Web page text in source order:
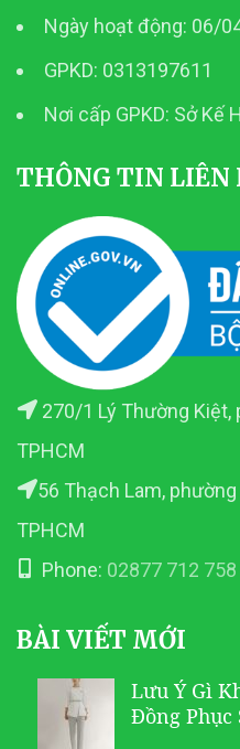
Ngày hoạt động: 06/
GPKD: 0313197611
Nơi cấp GPKD: Sở Kế
THÔNG TIN LIÊN
270/1 Lý Thường Kiệt,
TPHCM
56 Thạch Lam,
TPHCM
Phone: 02877 712 758
BÀI VIẾT MỚI
Lưu Ý Gì
Đồng Phục